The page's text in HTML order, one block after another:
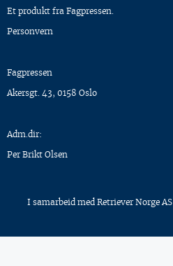
Et produkt fra Fagpressen.
Personvern
Fagpressen
Akersgt. 43, 0158 Oslo
Adm.dir:
Per Brikt Olsen
I samarbeid med Retriever Norge AS